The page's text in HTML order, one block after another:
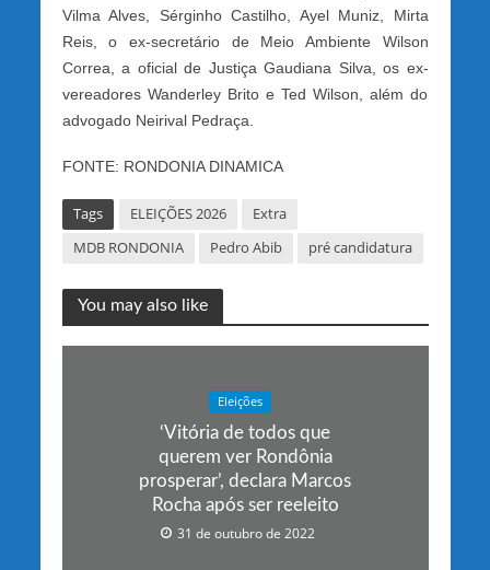
Vilma Alves, Sérginho Castilho, Ayel Muniz, Mirta
Reis, o ex-secretário de Meio Ambiente Wilson
Correa, a oficial de Justiça Gaudiana Silva, os ex-
vereadores Wanderley Brito e Ted Wilson, além do
advogado Neirival Pedraça.
FONTE: RONDONIA DINAMICA
Tags ELEIÇÕES 2026
Extra
MDB RONDONIA
Pedro Abib pré candidatura
You may also like
Eleições
‘Vitória de todos que
querem ver Rondônia
prosperar’, declara Marcos
Rocha após ser reeleito
31 de outubro de 2022